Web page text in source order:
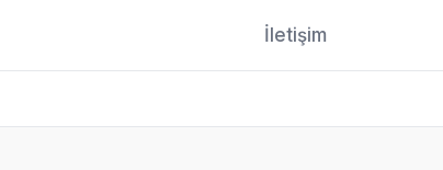
İletişim